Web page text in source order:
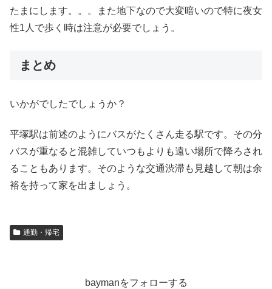
たまにします。。。また地下なので大変暗いので特に夜女
性1人で歩く時は注意が必要でしょう。
まとめ
いかがでしたでしょうか？
平塚駅は前述のようにバスがたくさん走る駅です。その分
バスが重なると混雑していつもよりも遠い場所で降ろされ
ることもあります。そのような交通渋滞も見越して朝は余
裕を持って家を出ましょう。
通勤・帰宅
baymanをフォローする